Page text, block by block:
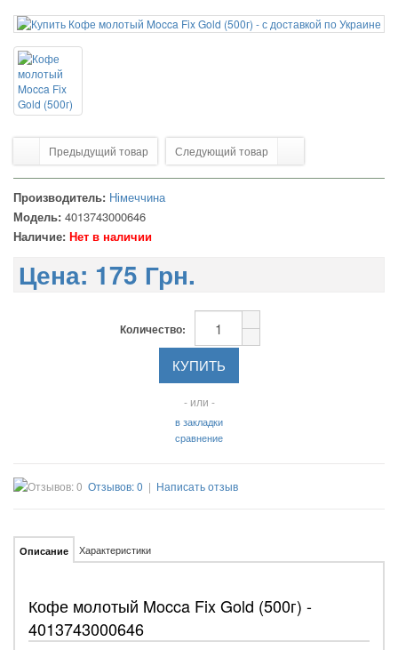
Предыдущий товар Следующий товар
Производитель: Німеччина
Модель: 4013743000646
Наличие: Нет в наличии
Цена: 175 Грн.
Количество:
- или -
в закладки
сравнение
Отзывов: 0 | Написать отзыв
Описание Характеристики
Кофе молотый Mocca Fix Gold (500г) -
4013743000646